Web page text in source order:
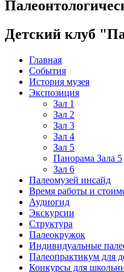
Детский клуб
Главная
События
История музея
Экспозиция
Зал 1
Зал 2
Зал 3
Зал 4
Зал 5
Панорама Зала 5
Зал 6
Палеомузей инсайд
Время работы и
Аудиогид
Экскурсии
Структура
Палеокружок
Индивидуальные
Палеопрактикум для
Конкурсы для